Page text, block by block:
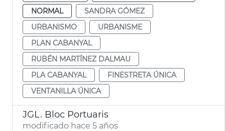
NORMAL
SANDRA GÓMEZ
URBANISMO
URBANISME
PLAN CABANYAL
RUBÉN MARTÍNEZ DALMAU
PLA CABANYAL
FINESTRETA ÚNICA
VENTANILLA ÚNICA
JGL. Bloc Portuaris
modificado hace 5 años